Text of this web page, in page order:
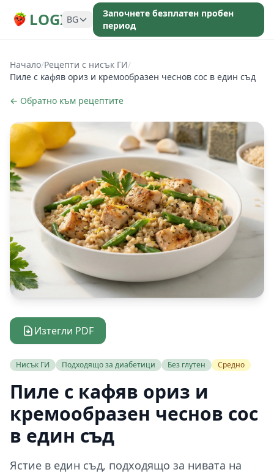
LOGI BG
Започнете безплатен пробен
период
Начало/Рецепти с нисък ГИ/
Пиле с кафяв ориз и кремообразен чеснов сос в един съд
← Обратно към рецептите
Изтегли PDF
Нисък ГИ Подходящо за диабетици Без глутен Средно
Пиле с кафяв ориз и
кремообразен чеснов сос
в един съд
Ястие в един съд, подходящо за нивата на